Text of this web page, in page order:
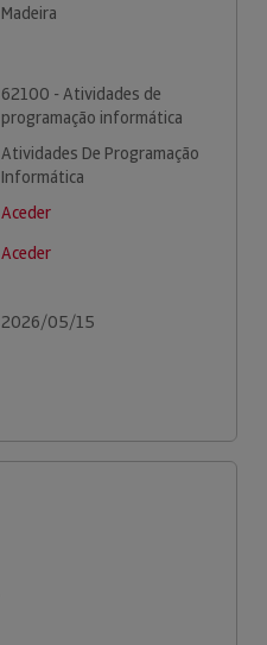
Madeira
62100 - Atividades de
programação informática
Atividades De Programação
Informática
Aceder
Aceder
2026/05/15